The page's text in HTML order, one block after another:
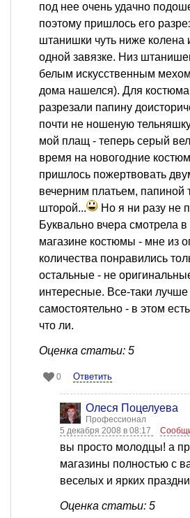
под нее очень удачно
поэтому пришлось его
штанишки чуть ниже колена
одной завязке. Низ
белым искусственным
дома нашелся). Для костюма
разрезали папину
почти не ношеную
мой плащ - теперь серый
время на новогодние
пришлось пожертвовать
вечерним платьем, папиной
шторой...
Но я ни разу не
Буквально вчера смотрела в
магазине костюмы - мне из
количества понравились
остальные - не
интересные. Все-таки
самостоятельно - в этом
что ли.
Оценка статьи: 5
0 Ответить
Олеся Поцелуева
Профессионал
5 декабря 2008 в 08:17
вы просто молодцы! а
магазины полностью с
веселых и ярких
Оценка статьи: 5